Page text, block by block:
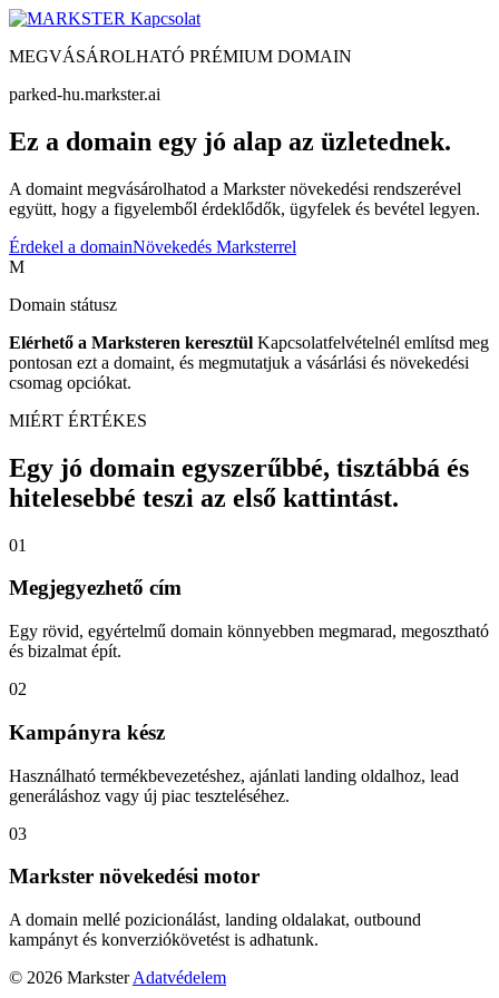
Kapcsolat
MEGVÁSÁROLHATÓ PRÉMIUM DOMAIN
parked-hu.markster.ai
Ez a domain egy jó alap az üzletednek.
A domaint megvásárolhatod a Markster növekedési rendszerével
együtt, hogy a figyelemből érdeklődők, ügyfelek és bevétel legyen.
Érdekel a domainNövekedés Marksterrel
M
Domain státusz
Elérhető a Marksteren keresztül Kapcsolatfelvételnél említsd meg
pontosan ezt a domaint, és megmutatjuk a vásárlási és növekedési
csomag opciókat.
MIÉRT ÉRTÉKES
Egy jó domain egyszerűbbé, tisztábbá és
hitelesebbé teszi az első kattintást.
01
Megjegyezhető cím
Egy rövid, egyértelmű domain könnyebben megmarad, megosztható
és bizalmat épít.
02
Kampányra kész
Használható termékbevezetéshez, ajánlati landing oldalhoz, lead
generáláshoz vagy új piac teszteléséhez.
03
Markster növekedési motor
A domain mellé pozicionálást, landing oldalakat, outbound
kampányt és konverziókövetést is adhatunk.
© 2026 Markster Adatvédelem